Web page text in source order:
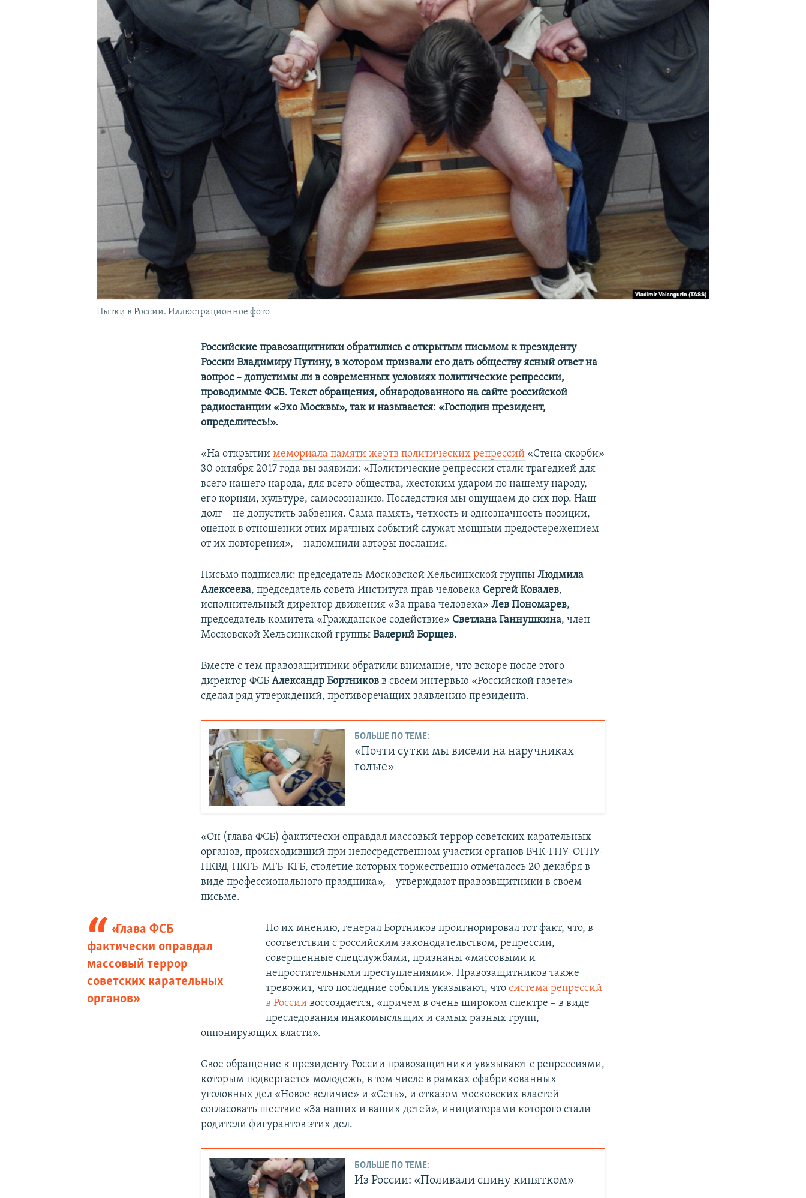
УКРАИНСКАЯ ПРОБЛЕМА КРЫМА
Пытки в России. Иллюстрационное фото
Российские правозащитники обратились с открытым письмом к президенту
России Владимиру Путину, в котором призвали его дать обществу ясный ответ на
вопрос – допустимы ли в современных условиях политические репрессии,
проводимые ФСБ. Текст обращения, обнародованного на сайте российской
радиостанции «Эхо Москвы», так и называется: «Господин президент,
определитесь!».
«На открытиимемориала памяти жертв политических репрессий «Стена скорби»
30 октября 2017 года вы заявили: «Политические репрессии стали трагедией для
всего нашего народа, для всего общества, жестоким ударом по нашему народу,
его корням, культуре, самосознанию. Последствия мы ощущаем до сих пор. Наш
долг – не допустить забвения. Сама память, четкость и однозначность позиции,
оценок в отношении этих мрачных событий служат мощным предостережением
от их повторения», – напомнили авторы послания.
Письмо подписали: председатель Московской Хельсинкской группыЛюдмила
Алексеева, председатель совета Института прав человека Сергей Ковалев,
исполнительный директор движения «За права человека»Лев Пономарев,
председатель комитета «Гражданское содействие» Светлана Ганнушкина, член
Московской Хельсинкской группыВалерий Борщев.
Вместе с тем правозащитники обратили внимание, что вскоре после этого
директор ФСБАлександр Бортников в своем интервью «Российской газете»
сделал ряд утверждений, противоречащих заявлению президента.
БОЛЬШЕ ПО ТЕМЕ:
«Почти сутки мы висели на наручниках
голые»
«Он (глава ФСБ) фактически оправдал массовый террор советских карательных
органов, происходивший при непосредственном участии органов ВЧК-ГПУ-ОГПУ-
НКВД-НКГБ-МГБ-КГБ, столетие которых торжественно отмечалось 20 декабря в
виде профессионального праздника», – утверждают правозвщитники в своем
письме.
«Глава ФСБ
фактически оправдал
массовый террор
советских карательных
органов»
По их мнению, генерал Бортников проигнорировал тот факт, что, в
соответствии с российским законодательством, репрессии,
совершенные спецслужбами, признаны «массовыми и
непростительными преступлениями». Правозащитников также
тревожит, что последние события указывают, что система репрессий
в Россиивоссоздается, «причем в очень широком спектре – в виде
преследования инакомыслящих и самых разных групп,
оппонирующих власти».
Свое обращение к президенту России правозащитники увязывают с репрессиями,
которым подвергается молодежь, в том числе в рамках сфабрикованных
уголовных дел «Новое величие» и «Сеть», и отказом московских властей
согласовать шествие «За наших и ваших детей», инициаторами которого стали
родители фигурантов этих дел.
БОЛЬШЕ ПО ТЕМЕ:
Из России: «Поливали спину кипятком»